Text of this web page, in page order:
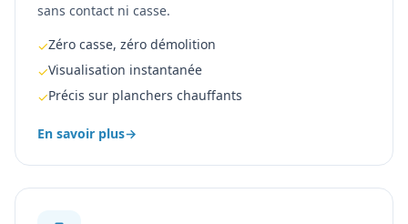
sans contact ni casse.
✓Zéro casse, zéro démolition
✓Visualisation instantanée
✓Précis sur planchers chauffants
En savoir plus→